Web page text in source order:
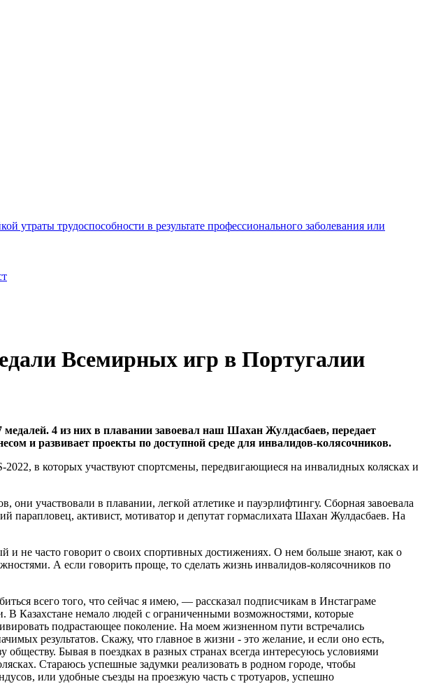
утраты трудоспособности в результате профессионального заболевания или
Всемирных игр в Португалии
4 из них в плавании завоевал наш Шахан Жулдасбаев, передает
и развивает проекты по доступной среде для инвалидов-колясочников.
в которых участвуют спортсмены, передвигающиеся на инвалидных колясках и
участвовали в плавании, легкой атлетике и пауэрлифтингу. Сборная завоевала
парапловец, активист, мотиватор и депутат гормаслихата Шахан Жулдасбаев. На
не часто говорит о своих спортивных достижениях. О нем больше знают, как о
А если говорить проще, то сделать жизнь инвалидов-колясочников по
всего того, что сейчас я имею, — рассказал подписчикам в Инстаграме
Казахстане немало людей с ограниченными возможностями, которые
подрастающее поколение. На моем жизненном пути встречались
результатов. Скажу, что главное в жизни - это желание, и если оно есть,
Бывая в поездках в разных странах всегда интересуюсь условиями
Стараюсь успешные задумки реализовать в родном городе, чтобы
или удобные съезды на проезжую часть с тротуаров, успешно